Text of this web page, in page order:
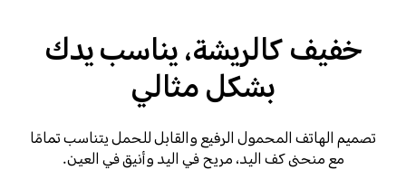
خفيف كالريشة، يناسب يدك
بشكل مثالي
تصميم الهاتف المحمول الرفيع والقابل للحمل يتناسب تمامًا
مع منحنى كف اليد، مريح في اليد وأنيق في العين.